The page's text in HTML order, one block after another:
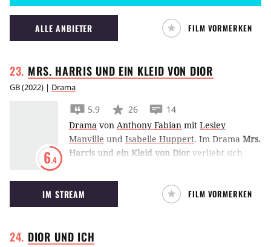
ALLE ANBIETER FILM VORMERKEN
MRS. HARRIS UND EIN KLEID VON DIOR
GB(2022) | Drama
6.4
5.9 26
14
Drama von Anthony Fabian mit Lesley
Manville und Isabelle Huppert. Im Drama Mrs.
Harris und ein Kleid von Dior verliebt sich
ein Haute-Couture-Kleid und beschließt, dafür
alles aufs Spiel zu setzen.
IM STREAM FILM VORMERKEN
DIOR UND ICH